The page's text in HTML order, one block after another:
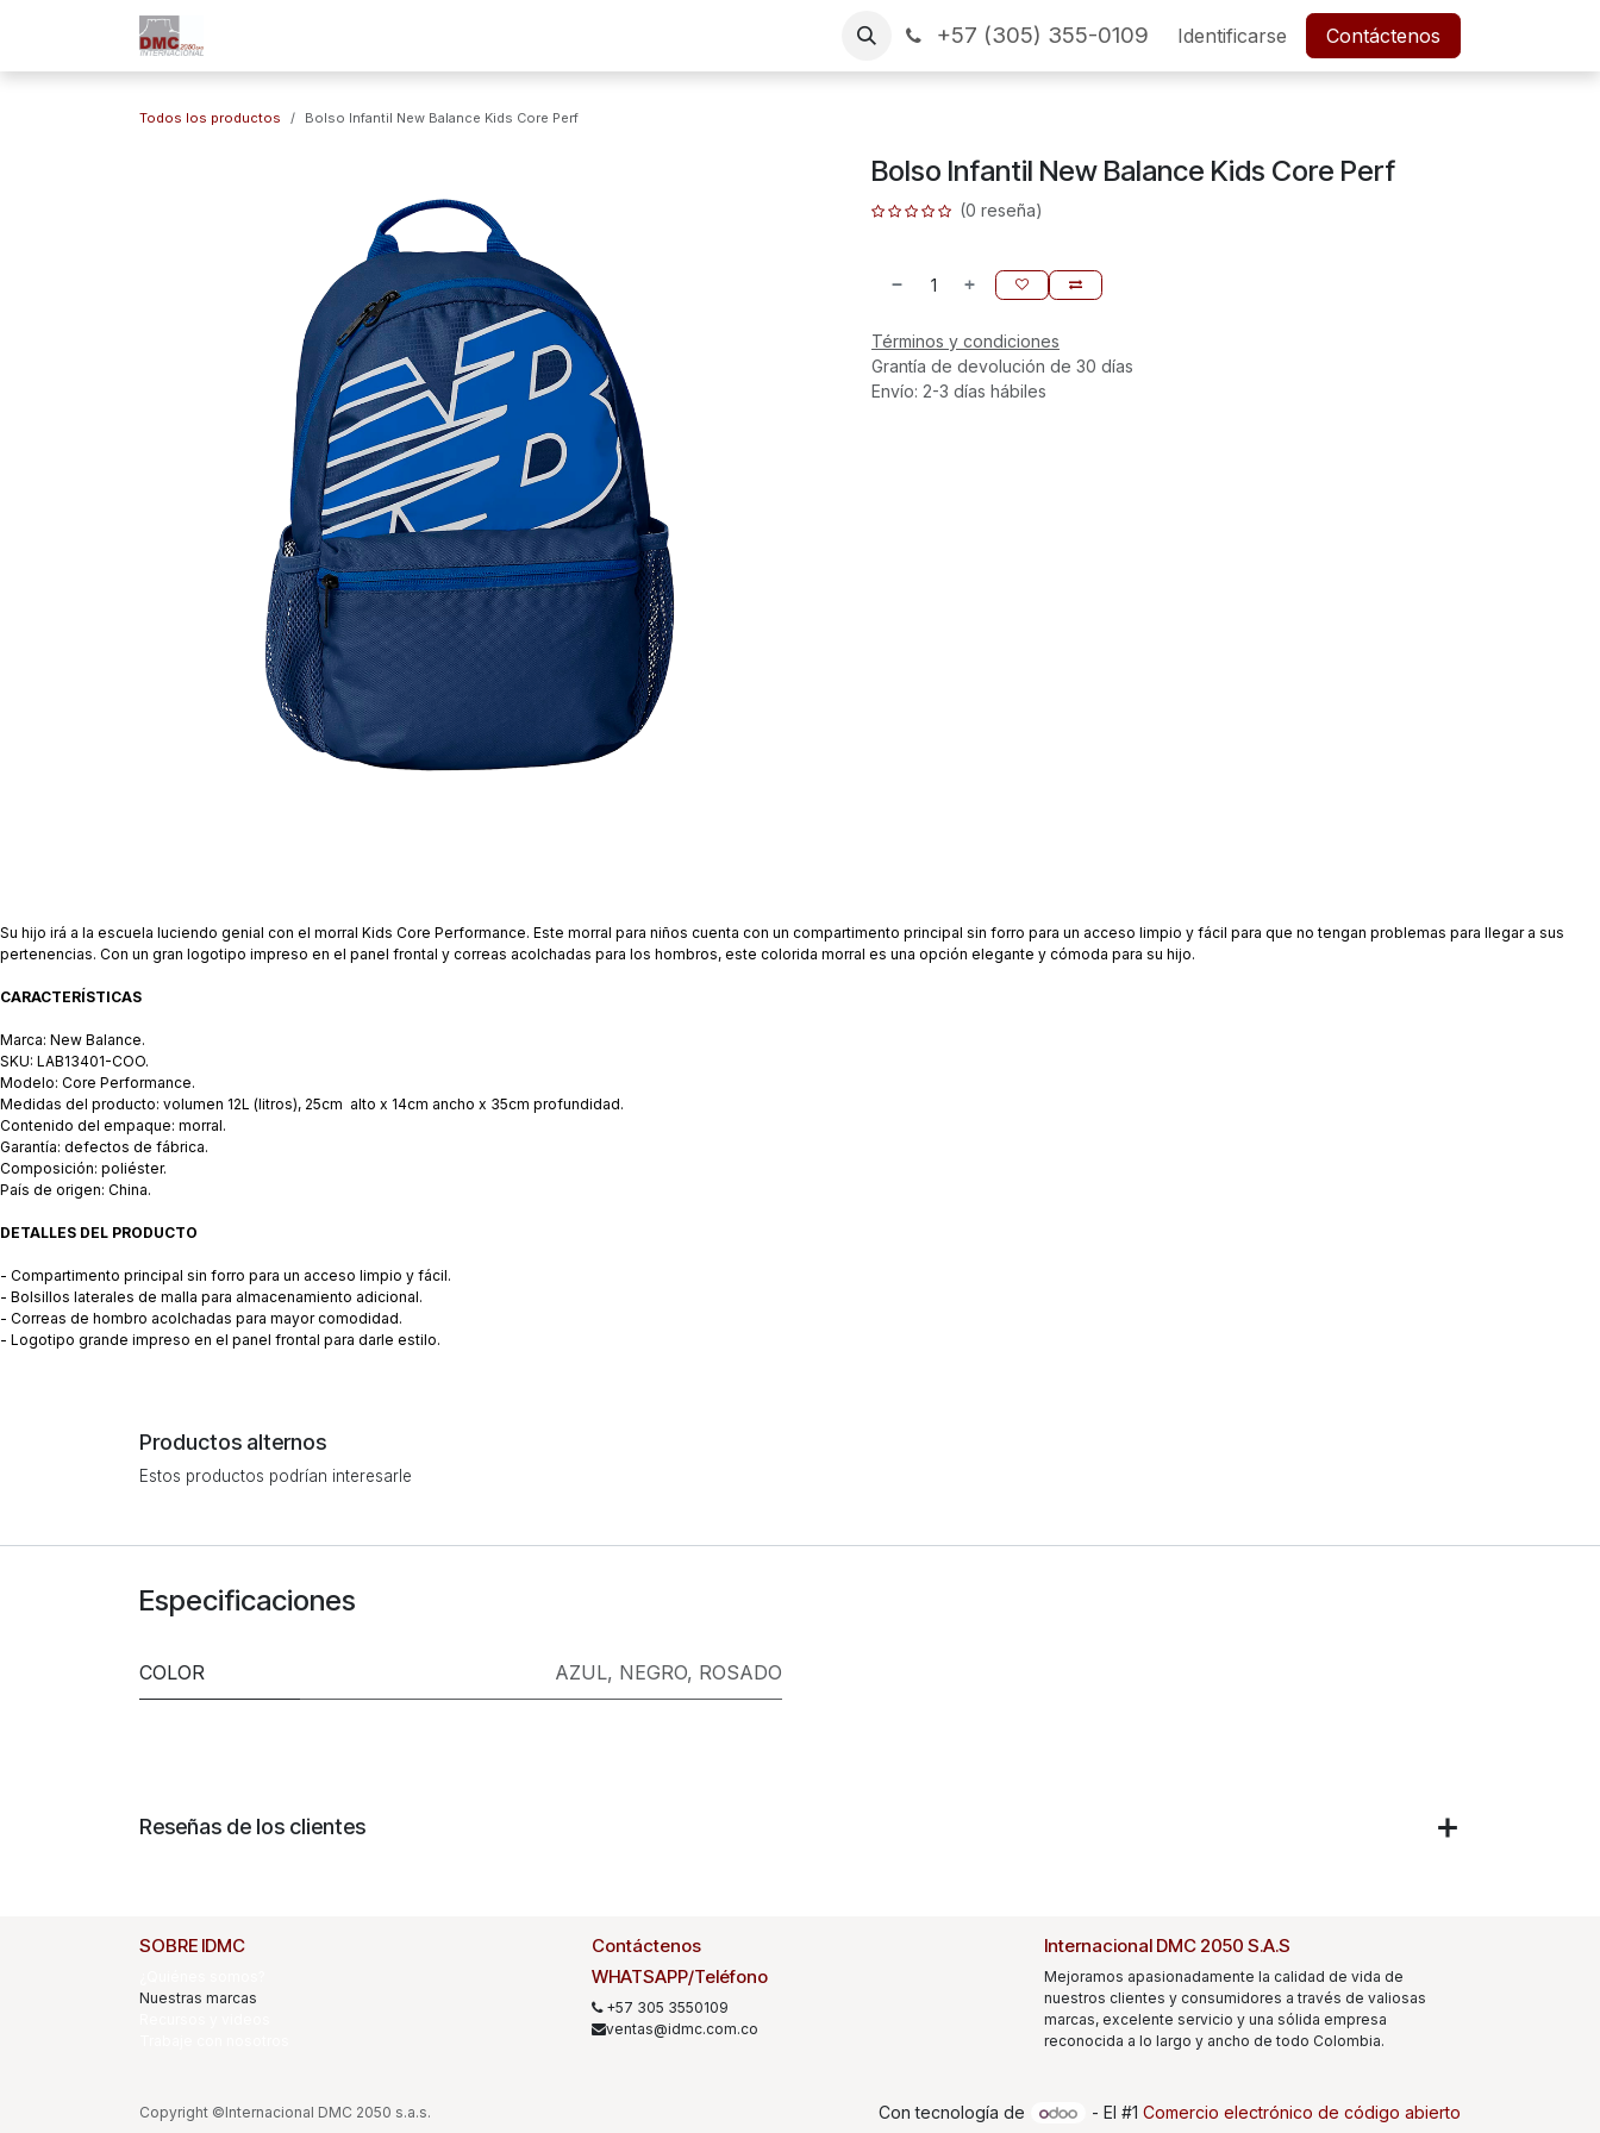
CONTÁCTENOS Financiamiento SERVICIO POSTVENTA Empleos
+57 (305) 355-0109 Identificarse Contáctenos
Todos los productos Bolso Infantil New Balance Kids Core Perf
Bolso Infantil New Balance Kids Core Perf
(0 reseña)
Términos y condiciones
Grantía de devolución de 30 días
Envío: 2-3 días hábiles
Su hijo irá a la escuela luciendo genial con el morral Kids Core Performance. Este morral para niños cuenta con un compartimento principal sin forro para un acceso limpio y fácil para que no tengan problemas para llegar a sus
pertenencias. Con un gran logotipo impreso en el panel frontal y correas acolchadas para los hombros, este colorida morral es una opción elegante y cómoda para su hijo.
CARACTERÍSTICAS
Marca: New Balance.
SKU: LAB13401-COO.
Modelo: Core Performance.
Medidas del producto: volumen 12L (litros), 25cm alto x 14cm ancho x 35cm profundidad.
Contenido del empaque: morral.
Garantía: defectos de fábrica.
Composición: poliéster.
País de origen: China.
DETALLES DEL PRODUCTO
- Compartimento principal sin forro para un acceso limpio y fácil.
- Bolsillos laterales de malla para almacenamiento adicional.
- Correas de hombro acolchadas para mayor comodidad.
- Logotipo grande impreso en el panel frontal para darle estilo.
Productos alternos
Estos productos podrían interesarle
Especificaciones
COLOR AZUL, NEGRO, ROSADO
Reseñas de los clientes
SOBRE IDMC
Nuestras marcas
Contáctenos
WHATSAPP/Teléfono
+57 305 3550109
ventas@idmc.com.co
Internacional DMC 2050 S.A.S
Mejoramos apasionadamente la calidad de vida de
nuestros clientes y consumidores a través de valiosas
marcas, excelente servicio y una sólida empresa
reconocida a lo largo y ancho de todo Colombia.
Copyright ©Internacional DMC 2050 s.a.s. Con tecnología de - El #1 Comercio electrónico de código abierto